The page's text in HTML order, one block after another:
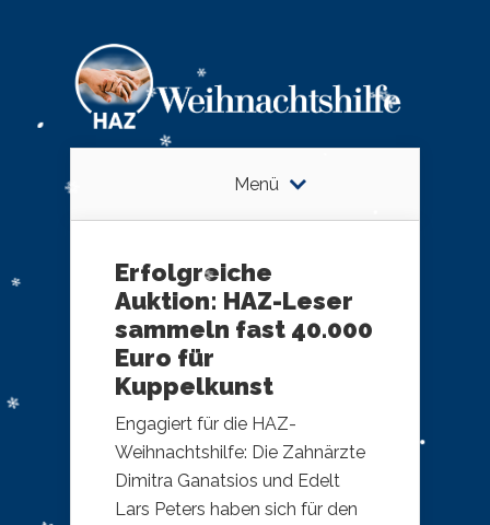
Menü
Erfolgreiche
Auktion: HAZ-Leser
sammeln fast 40.000
Euro für
Kuppelkunst
Engagiert für die HAZ-
Weihnachtshilfe: Die Zahnärzte
Dimitra Ganatsios und Edelt
Lars Peters haben sich für den